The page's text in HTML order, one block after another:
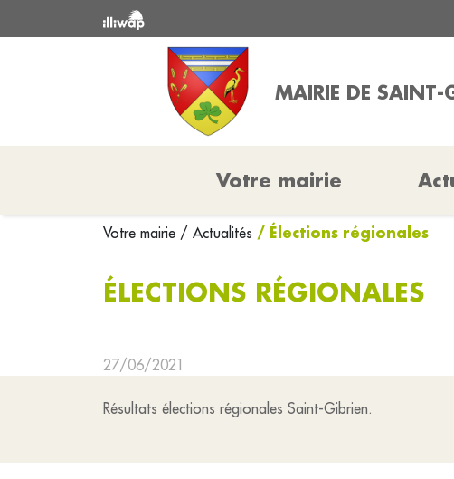
MAIRIE DE SAINT-
Votre mairie
Votre mairie / Actualités / Élections régionales
ÉLECTIONS RÉGIONALES
27/06/2021
Résultats élections régionales Saint-Gibrien.